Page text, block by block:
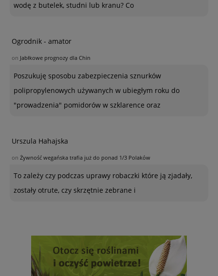
wodę z butelek, studni lub kranu? Co
Ogrodnik - amator
on Jabłkowe prognozy dla Chin
Poszukuję sposobu zabezpieczenia sznurków
polipropylenowych używanych w ubiegłym roku do
"prowadzenia" pomidorów w szklarence oraz
Urszula Hahajska
on Żywność wegańska trafia już do ponad 1/3 Polaków
To zależy czy podczas uprawy robaczki które ją zjadały,
zostały otrute, czy skrzętnie zebrane i